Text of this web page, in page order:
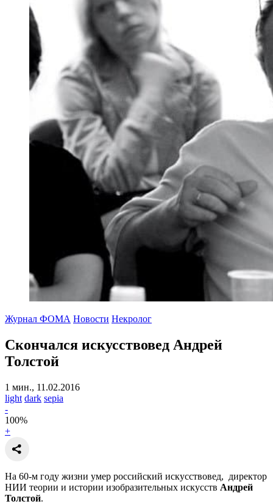
Журнал ФОМА Новости Некролог
Скончался искусствовед Андрей
Толстой
1 мин., 11.02.2016
light dark sepia
-
100%
+
На 60-м году жизни умер российский искусствовед, директор
НИИ теории и истории изобразительных искусств Андрей
Толстой.